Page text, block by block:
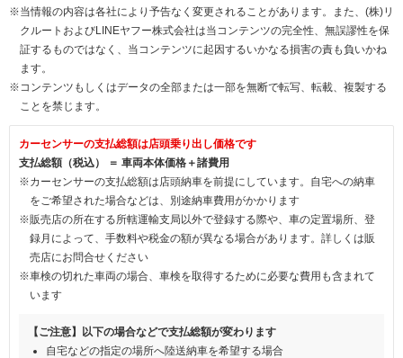
※当情報の内容は各社により予告なく変更されることがあります。また、(株)リ
クルートおよびLINEヤフー株式会社は当コンテンツの完全性、無誤謬性を保
証するものではなく、当コンテンツに起因するいかなる損害の責も負いかね
ます。
※コンテンツもしくはデータの全部または一部を無断で転写、転載、複製する
ことを禁じます。
カーセンサーの支払総額は店頭乗り出し価格です
支払総額（税込） ＝ 車両本体価格＋諸費用
※カーセンサーの支払総額は店頭納車を前提にしています。自宅への納車
をご希望された場合などは、別途納車費用がかかります
※販売店の所在する所轄運輸支局以外で登録する際や、車の定置場所、登
録月によって、手数料や税金の額が異なる場合があります。詳しくは販
売店にお問合せください
※車検の切れた車両の場合、車検を取得するために必要な費用も含まれて
います
【ご注意】以下の場合などで支払総額が変わります
自宅などの指定の場所へ陸送納車を希望する場合